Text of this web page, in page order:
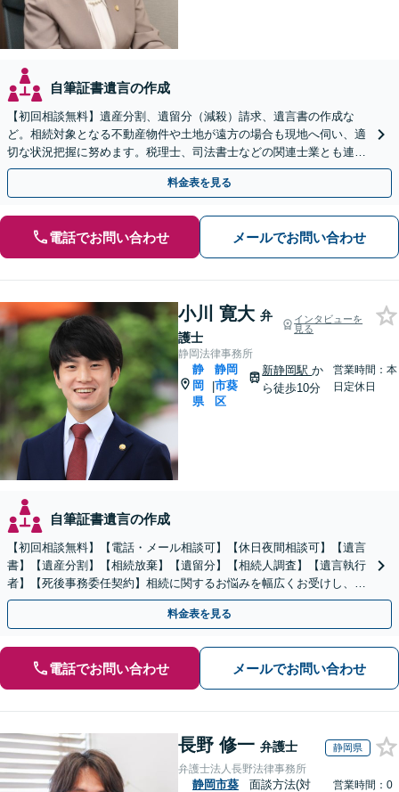
自筆証書遺言の作成
【初回相談無料】遺産分割、遺留分（減殺）請求、遺言書の作成な
ど。相続対象となる不動産物件や土地が遠方の場合も現地へ伺い、適
切な状況把握に努めます。税理士、司法書士などの関連士業とも連携
しワンストップで対応します【新静岡駅直結】
料金表を見る
電話でお問い合わせ メールでお問い合わせ
小川 寛大 弁
護士
インタビューを
見る
静岡法律事務所
静
岡
県
|
静岡
市葵
区
新静岡駅か
ら徒歩10分
営業時間：本
日定休日
自筆証書遺言の作成
【初回相談無料】【電話・メール相談可】【休日夜間相談可】【遺言
書】【遺産分割】【相続放棄】【遺留分】【相続人調査】【遺言執行
者】【死後事務委任契約】相続に関するお悩みを幅広くお受けし、納
得できる相続の実現を目指します
料金表を見る
電話でお問い合わせ メールでお問い合わせ
長野 修一 弁護士 静岡県
弁護士法人長野法律事務所
静岡市葵
面談方法(対
営業時間：0